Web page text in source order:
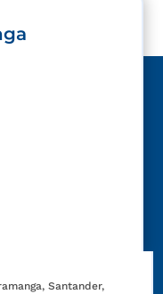
Santander,